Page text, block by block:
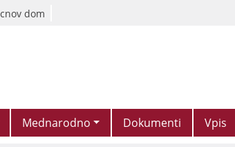
dom
Mednarodno Dokumenti Vpis